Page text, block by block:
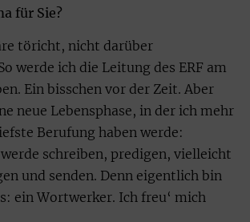
für Sie?
töricht, nicht darüber
werde ich die Leitung des ERF am
Ein bisschen vor der Zeit. Aber
neue Lebensphase, in der ich mehr
Berufung haben werde:
schreiben, predigen, vielleicht
und senden. Denn eigentlich bin
ein Wortwerker. Ich freu‘ mich